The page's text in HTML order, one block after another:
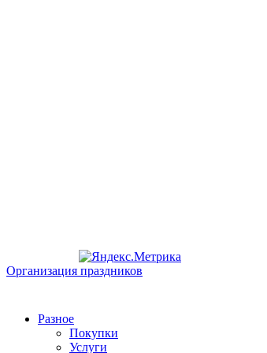
Организация праздников
Разное
Покупки
Услуги